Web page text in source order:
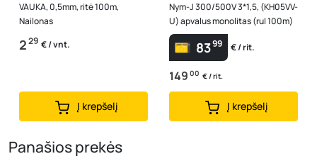
VAUKA, 0,5mm, ritė 100m,
Nailonas
229 € / vnt.
Į krepšelį
Nym-J 300/500V 3*1,5, (KH05VV-
U) apvalus monolitas (rul 100m)
8399 € / rit.
149 00 € / rit.
Į krepšelį
Panašios prekės